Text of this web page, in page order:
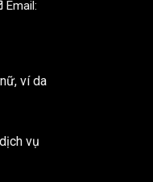
Email:
ví da
vụ